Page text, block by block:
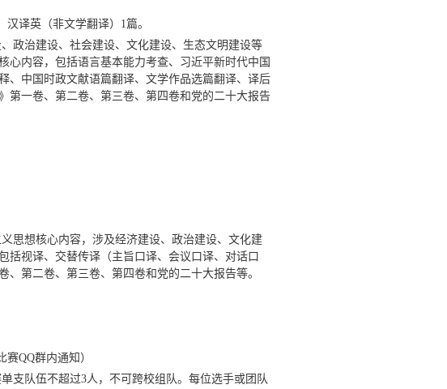
汉译英（非文学翻译） 1篇。
政治建设、社会建设、文化建设、生态文明建设等
心内容，包括语言基本能力考查、习近平新时代中国
、中国时政文献语篇翻译、文学作品选篇翻译、译后
第一卷、第二卷、第三卷、第四卷和党的二十大报告
思想核心内容，涉及经济建设、政治建设、文化建
括视译、交替传译（主旨口译、会议口译、对话口
第二卷、第三卷、第四卷和党的二十大报告等。
赛QQ群内通知）
支队伍不超过3人，不可跨校组队。每位选手或团队